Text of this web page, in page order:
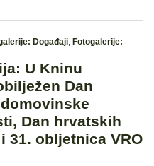
Događaji, Fotogalerije:
U Kninu
Dan
Dan hrvatskih
31. obljetnica VRO